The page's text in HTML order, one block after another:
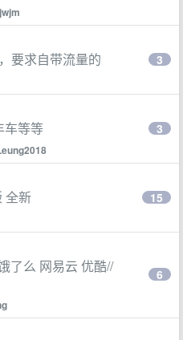
要求自带流量的 3
车等等 3
全新 15
了么 网易云 优酷//
6